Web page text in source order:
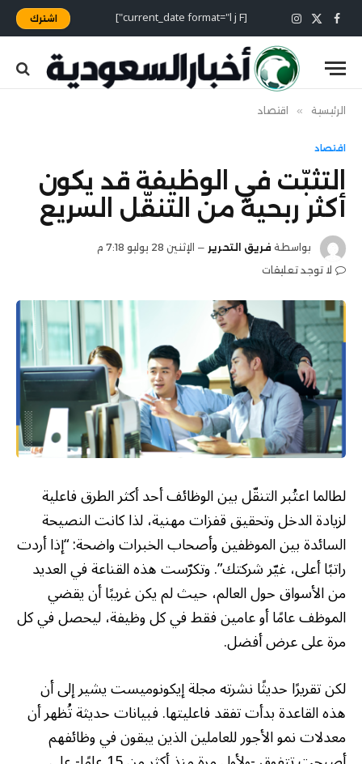
فيسبوك
X
(Twitter)
الانستغرام [current_date format="l j F"] اشترك
الرئيسية » اقتصاد
اقتصاد
التثبّت في الوظيفة قد يكون
أكثر ربحية من التنقّل السريع
بواسطة فريق التحرير
الإثنين 28 يوليو 7:18 م
لا توجد تعليقات
لطالما اعتُبر التنقّل بين الوظائف أحد أكثر الطرق فاعلية
لزيادة الدخل وتحقيق قفزات مهنية، لذا كانت النصيحة
السائدة بين الموظفين وأصحاب الخبرات واضحة: “إذا أردت
راتبًا أعلى، غيّر شركتك”. وتكرّست هذه القناعة في العديد
من الأسواق حول العالم، حيث لم يكن غريبًا أن يقضي
الموظف عامًا أو عامين فقط في كل وظيفة، ليحصل في كل
مرة على عرض أفضل.
لكن تقريرًا حديثًا نشرته مجلة إيكونوميست يشير إلى أن
هذه القاعدة بدأت تفقد فاعليتها. فبيانات حديثة تُظهر أن
معدلات نمو الأجور للعاملين الذين يبقون في وظائفهم